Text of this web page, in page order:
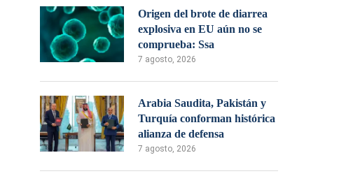
Origen del brote de diarrea
explosiva en EU aún no se
comprueba: Ssa
7 agosto, 2026
Arabia Saudita, Pakistán y
Turquía conforman histórica
alianza de defensa
7 agosto, 2026